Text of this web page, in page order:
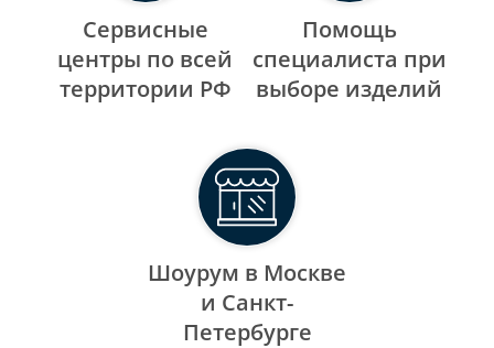
Сервисные
центры по всей
территории РФ
Помощь
специалиста при
выборе изделий
Шоурум в Москве
и Санкт-
Петербурге